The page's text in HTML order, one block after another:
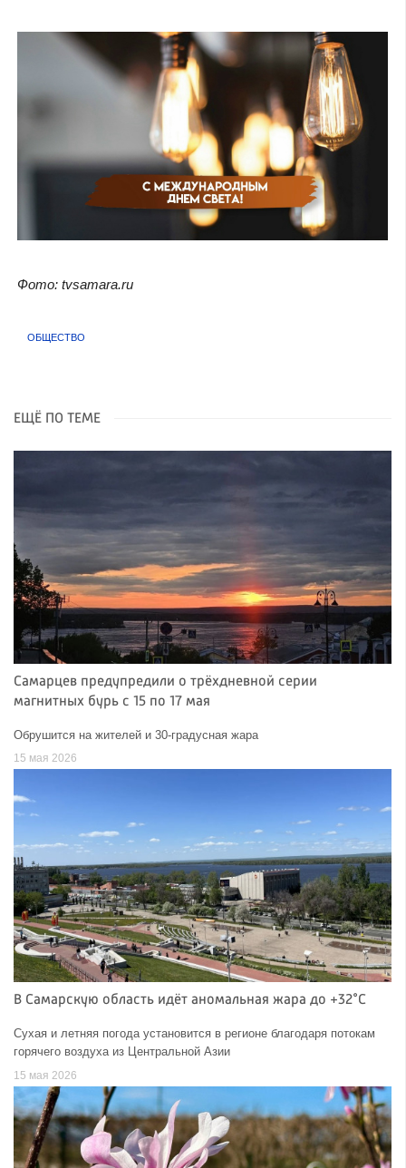
Фото: tvsamara.ru
ОБЩЕСТВО
ЕЩЁ ПО ТЕМЕ
Самарцев предупредили о трёхдневной серии
магнитных бурь с 15 по 17 мая
Обрушится на жителей и 30-градусная жара
15 мая 2026
В Самарскую область идёт аномальная жара до +32°C
Сухая и летняя погода установится в регионе благодаря потокам
горячего воздуха из Центральной Азии
15 мая 2026